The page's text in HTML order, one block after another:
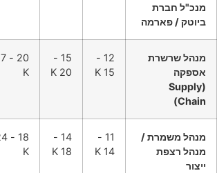
מנכ"ל חברת
ביוטק / פארמה
מנהל שרשרת
אספקה
(Supply
Chain)
12 -
15 K
15 -
20 K
27
K
מנהל משמרת /
מנהל רצפת
ייצור
11 -
14 K
14 -
18 K
24
K